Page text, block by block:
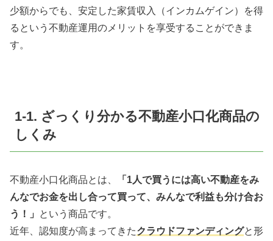
少額からでも、安定した家賃収入（インカムゲイン）を得
るという不動産運用のメリットを享受することができま
す。
1-1. ざっくり分かる不動産小口化商品の
しくみ
不動産小口化商品とは、
「1人で買うには高い不動産をみ
んなでお金を出し合って買って、みんなで利益も分け合お
う！」
という商品です。
近年、認知度が高まってきたクラウドファンディングと形